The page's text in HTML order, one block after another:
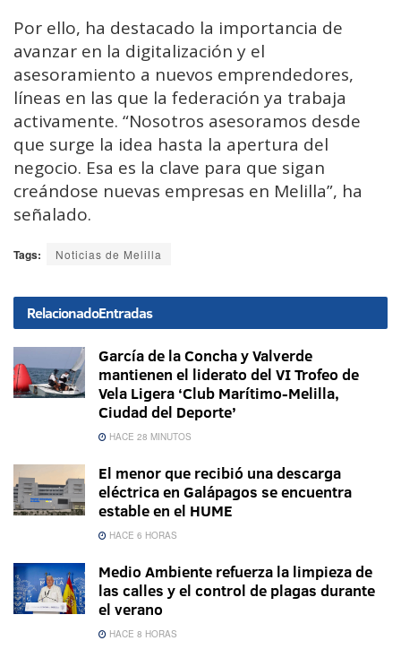
Por ello, ha destacado la importancia de
avanzar en la digitalización y el
asesoramiento a nuevos emprendedores,
líneas en las que la federación ya trabaja
activamente. “Nosotros asesoramos desde
que surge la idea hasta la apertura del
negocio. Esa es la clave para que sigan
creándose nuevas empresas en Melilla”, ha
señalado.
Tags: Noticias de Melilla
RelacionadoEntradas
García de la Concha y Valverde
mantienen el liderato del VI Trofeo de
Vela Ligera ‘Club Marítimo-Melilla,
Ciudad del Deporte’
HACE 28 MINUTOS
El menor que recibió una descarga
eléctrica en Galápagos se encuentra
estable en el HUME
HACE 6 HORAS
Medio Ambiente refuerza la limpieza de
las calles y el control de plagas durante
el verano
HACE 8 HORAS